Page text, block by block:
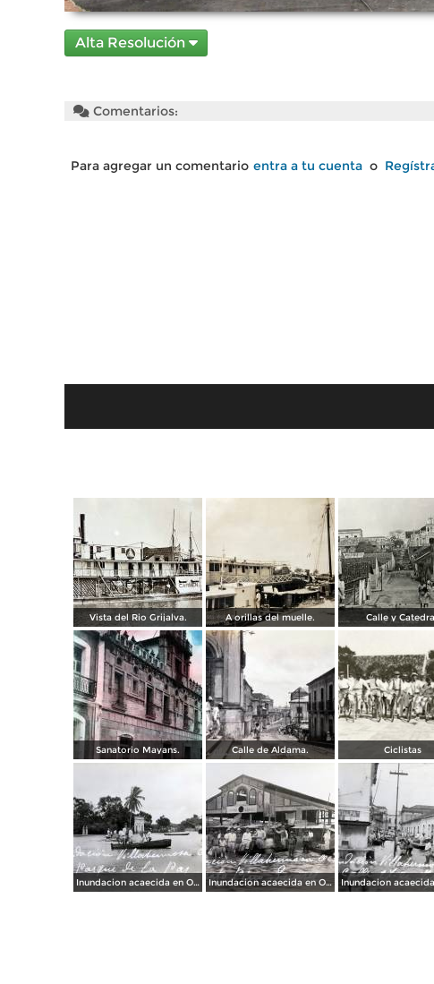
Alta Resolución
Comentarios:
Para agregar un comentario entra a tu cuenta o
Vista del Rio Grijalva. A orillas del muelle. Calle y
Sanatorio Mayans. Calle de Aldama. Ciclistas
Inundacion acaecida en Octubre de 1936 en el Parque de La Paz. Inundacion acaecida en Octubre de 1936 en el Mercado Pino Suarez.